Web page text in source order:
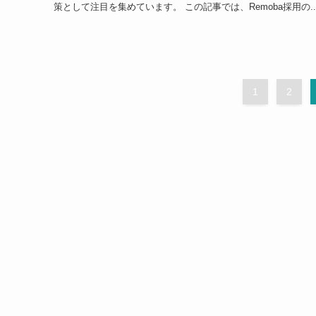
策として注目を集めています。 この記事では、Remoba採用の
1 2